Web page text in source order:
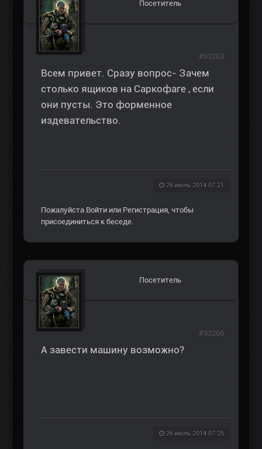
Посетитель
Всем привет. Сразу вопрос- Зачем
столько ящиков на Саркофаге , если
они пусты. Это форменное
издевательство.
26 июль 2014 07:21
#93263
Пожалуйста Войти или Регистрация , чтобы
присоединиться к беседе.
Посетитель
А завести машину возможно?
26 июль 2014 07:25
#93265